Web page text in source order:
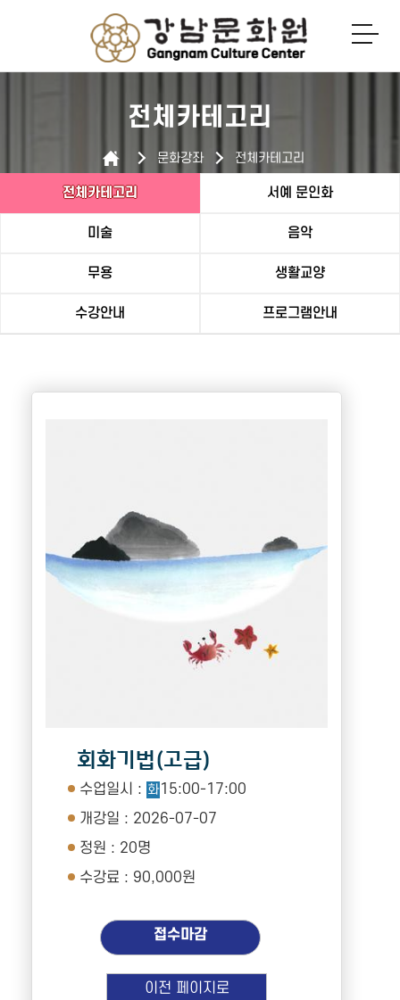
로그인
전체카테고리
문화강좌 전체카테고리
전체카테고리 서예 문인화
미술 음악
무용 생활교양
수강안내 프로그램안내
회화기법(고급)
수업일시 : 화15:00-17:00
개강일 : 2026-07-07
정원 : 20명
수강료 : 90,000원
접수마감
이전 페이지로